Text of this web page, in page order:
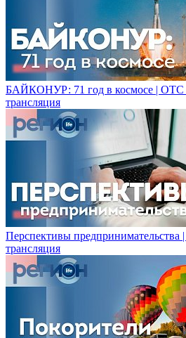
БАЙКОНУР: 71 год в космосе |
трансляция
Перспективы
трансляция